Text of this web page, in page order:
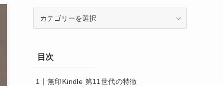
ー目次
無印Kindle 第11世代の特徴